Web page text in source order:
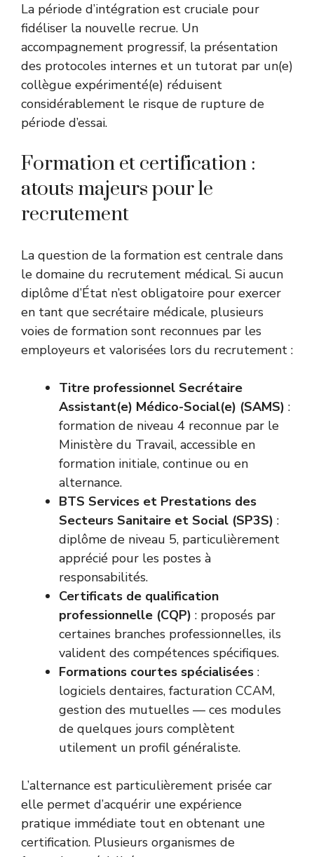
La période d’intégration est cruciale pour
fidéliser la nouvelle recrue. Un
accompagnement progressif, la présentation
des protocoles internes et un tutorat par un(e)
collègue expérimenté(e) réduisent
considérablement le risque de rupture de
période d’essai.
Formation et certification :
atouts majeurs pour le
recrutement
La question de la formation est centrale dans
le domaine du recrutement médical. Si aucun
diplôme d’État n’est obligatoire pour exercer
en tant que secrétaire médicale, plusieurs
voies de formation sont reconnues par les
employeurs et valorisées lors du recrutement :
Titre professionnel Secrétaire
Assistant(e) Médico-Social(e) (SAMS) :
formation de niveau 4 reconnue par le
Ministère du Travail, accessible en
formation initiale, continue ou en
alternance.
BTS Services et Prestations des
Secteurs Sanitaire et Social (SP3S) :
diplôme de niveau 5, particulièrement
apprécié pour les postes à
responsabilités.
Certificats de qualification
professionnelle (CQP) : proposés par
certaines branches professionnelles, ils
valident des compétences spécifiques.
Formations courtes spécialisées :
logiciels dentaires, facturation CCAM,
gestion des mutuelles — ces modules
de quelques jours complètent
utilement un profil généraliste.
L’alternance est particulièrement prisée car
elle permet d’acquérir une expérience
pratique immédiate tout en obtenant une
certification. Plusieurs organismes de